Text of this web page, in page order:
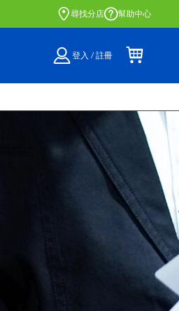
門店自取服務 網上購買並在店內
尋找分店 幫助中心
登入 / 註冊